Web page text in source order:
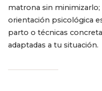
matrona sin minimizarlo;
orientación psicológica
parto o técnicas
adaptadas a tu situación.